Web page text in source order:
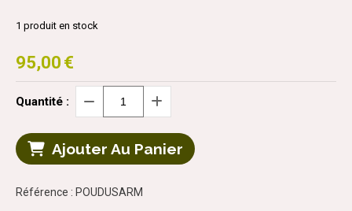
95,00 €
1 produit en stock
Quantité :
Ajouter Au Panier
Référence : POUDUSARM